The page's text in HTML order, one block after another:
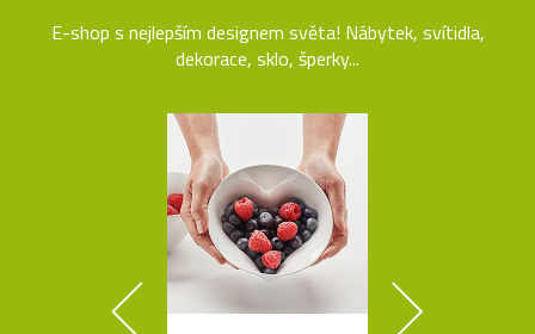
E-shop s nejlepším designem světa! Nábytek, svítidla,
dekorace, sklo, šperky...